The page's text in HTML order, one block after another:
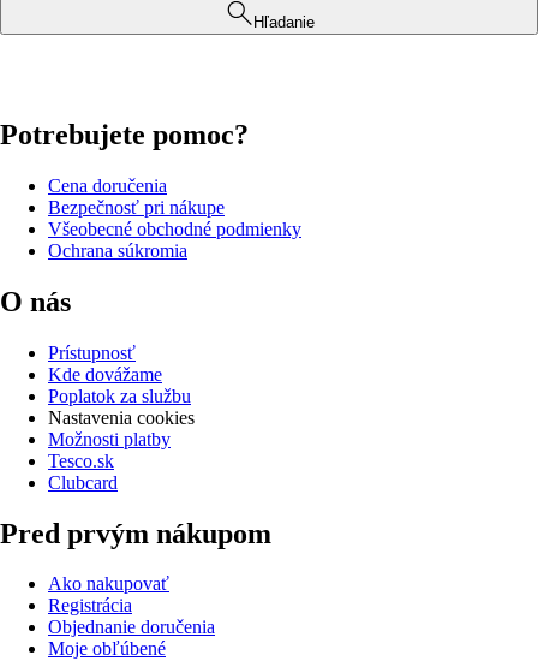
Hľadanie
Potrebujete pomoc?
Cena doručenia
Bezpečnosť pri nákupe
Všeobecné obchodné podmienky
Ochrana súkromia
O nás
Prístupnosť
Kde dovážame
Poplatok za službu
Nastavenia cookies
Možnosti platby
Tesco.sk
Clubcard
Pred prvým nákupom
Ako nakupovať
Registrácia
Objednanie doručenia
Moje obľúbené